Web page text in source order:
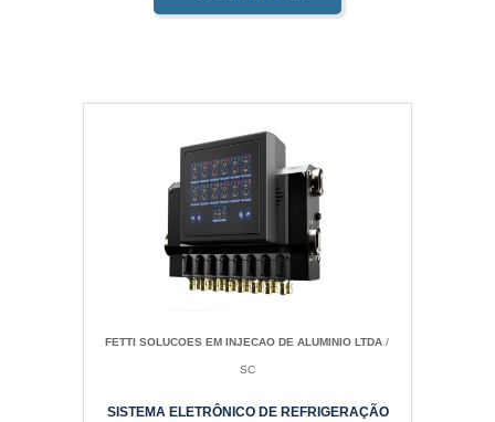
FETTI SOLUCOES EM INJECAO DE ALUMINIO LTDA /
SC
SISTEMA ELETRÔNICO DE REFRIGERAÇÃO